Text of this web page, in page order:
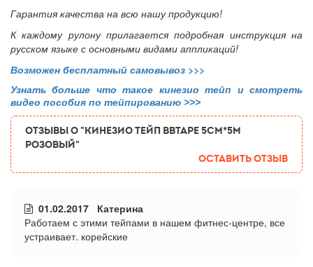
Гарантия качества на всю нашу продукцию!
К каждому рулону прилагается подробная инструкция на
русском языке с основными видами аппликаций!
Возможен бесплатный самовывоз >>>
Узнать больше что такое кинезио тейп и смотреть
видео пособия по тейпированию >>>
ОТЗЫВЫ О "Кинезио тейп BBTape 5см*5м
розовый"
Оставить отзыв
01.02.2017 Катерина
Работаем с этими тейпами в нашем фитнес-центре, все
устраивает. корейские